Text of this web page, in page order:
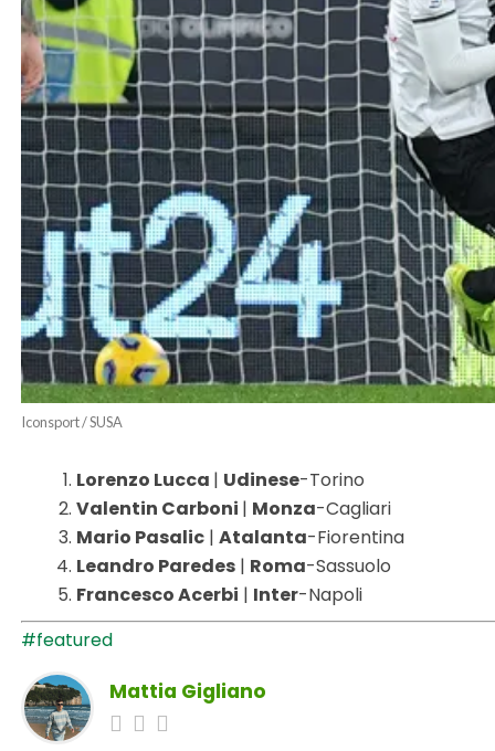
Iconsport / SUSA
Lorenzo Lucca | Udinese-Torino
Valentin Carboni | Monza-Cagliari
Mario Pasalic| Atalanta-Fiorentina
Leandro Paredes| Roma-Sassuolo
Francesco Acerbi | Inter-Napoli
#featured
Mattia Gigliano